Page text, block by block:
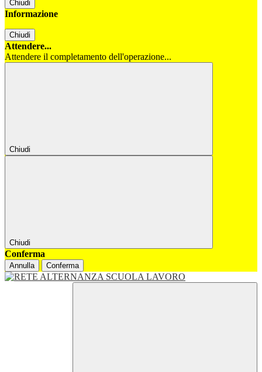
Chiudi
Informazione
Chiudi
Attendere...
Attendere il completamento dell'operazione...
Chiudi
Chiudi
Conferma
Annulla Conferma